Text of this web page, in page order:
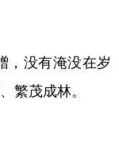
没有淹没在岁
繁茂成林。